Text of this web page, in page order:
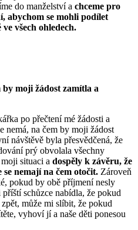
do manželství a chceme pro
abychom se mohli podílet
všech ohledech.
by moji žádost zamítla a
po přečtení mé žádosti a
nemá, na čem by moji žádost
návštěvě byla přesvědčená, že
prý obvolala všechny
situaci a dospěly k závěru, že
nemají na čem otočit. Zároveň
pokud by obě příjmení nesly
schůzce nabídla, že pokud
může mi slíbit, že pokud
vyhoví jí a naše děti ponesou